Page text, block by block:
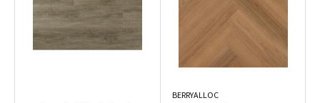
BERRYALLOC